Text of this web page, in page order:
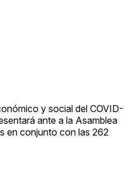
y social del COVID-
ante a la Asamblea
en conjunto con las 262